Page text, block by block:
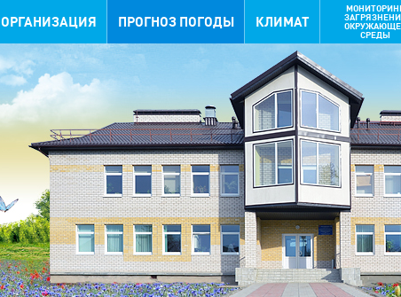
ОРГАНИЗАЦИЯ ПРОГНОЗ ПОГОДЫ КЛИМАТ
СРЕДЫ